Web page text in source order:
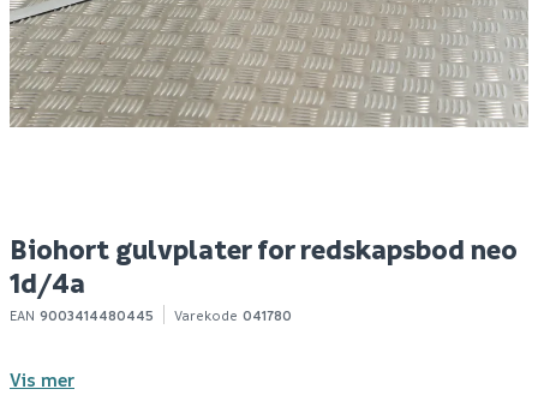
949
1-10 stk
Klikk & Hent
11 999
Bestillingsvare
Klikk & Hent
Biohort gulvplater for redskapsbod neo
1d/4a
EAN 9003414480445 Varekode 041780
Vis mer